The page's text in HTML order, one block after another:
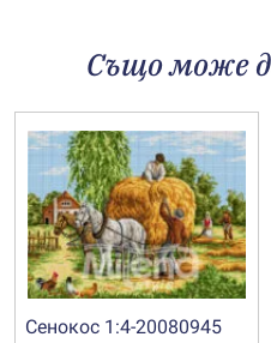
Също може
Сенокос 1:4-20080945